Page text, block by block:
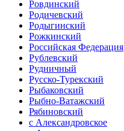
Ровдинский
Родичевский
Родыгинский
Рожкинский
Российская Федерация
Рублевский
Рудничный
Русско-Турекский
Рыбаковский
Рыбно-Ватажский
Рябиновский
с Александровское